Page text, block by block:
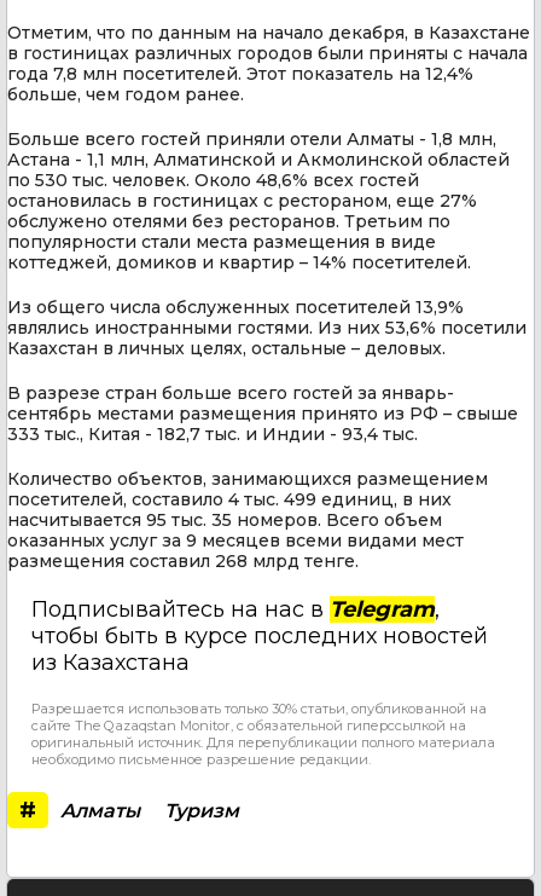
Отметим, что по данным на начало декабря, в Казахстане
в гостиницах различных городов были приняты с начала
года 7,8 млн посетителей. Этот показатель на 12,4%
больше, чем годом ранее.
Больше всего гостей приняли отели Алматы - 1,8 млн,
Астана - 1,1 млн, Алматинской и Акмолинской областей
по 530 тыс. человек. Около 48,6% всех гостей
остановилась в гостиницах с рестораном, еще 27%
обслужено отелями без ресторанов. Третьим по
популярности стали места размещения в виде
коттеджей, домиков и квартир – 14% посетителей.
Из общего числа обслуженных посетителей 13,9%
являлись иностранными гостями. Из них 53,6% посетили
Казахстан в личных целях, остальные – деловых.
В разрезе стран больше всего гостей за январь-
сентябрь местами размещения принято из РФ – свыше
333 тыс., Китая - 182,7 тыс. и Индии - 93,4 тыс.
Количество объектов, занимающихся размещением
посетителей, составило 4 тыс. 499 единиц, в них
насчитывается 95 тыс. 35 номеров. Всего объем
оказанных услуг за 9 месяцев всеми видами мест
размещения составил 268 млрд тенге.
Подписывайтесь на нас в Telegram,
чтобы быть в курсе последних новостей
из Казахстана
Разрешается использовать только 30% статьи, опубликованной на
сайте The Qazaqstan Monitor, с обязательной гиперссылкой на
оригинальный источник. Для перепубликации полного материала
необходимо письменное разрешение редакции.
# Алматы Туризм